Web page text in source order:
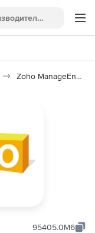
Zoho ManageEngine AD360 RecoveryManager Plus
95405.0M6